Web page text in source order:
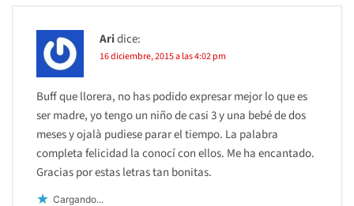
Aridice:
16 diciembre, 2015 a las 4:02 pm
Buff que llorera, no has podido expresar mejor lo que es
ser madre, yo tengo un niño de casi 3 y una bebé de dos
meses y ojalà pudiese parar el tiempo. La palabra
completa felicidad la conocí con ellos. Me ha encantado.
Gracias por estas letras tan bonitas.
Cargando...